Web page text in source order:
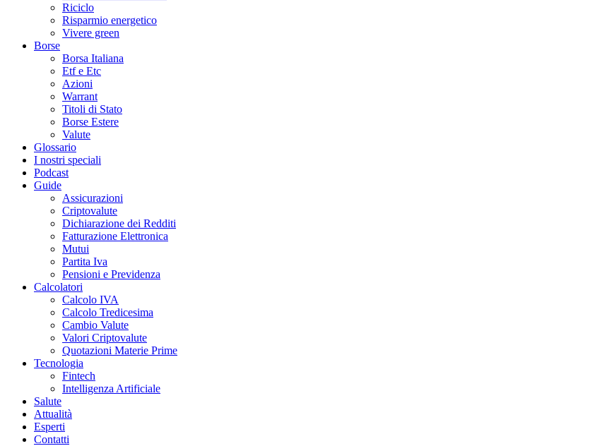
Riciclo
Risparmio energetico
Vivere green
Borse
Borsa Italiana
Etf e Etc
Azioni
Warrant
Titoli di Stato
Borse Estere
Valute
Glossario
I nostri speciali
Podcast
Guide
Assicurazioni
Criptovalute
Dichiarazione dei Redditi
Fatturazione Elettronica
Mutui
Partita Iva
Pensioni e Previdenza
Calcolatori
Calcolo IVA
Calcolo Tredicesima
Cambio Valute
Valori Criptovalute
Quotazioni Materie Prime
Tecnologia
Fintech
Intelligenza Artificiale
Salute
Attualità
Esperti
Contatti